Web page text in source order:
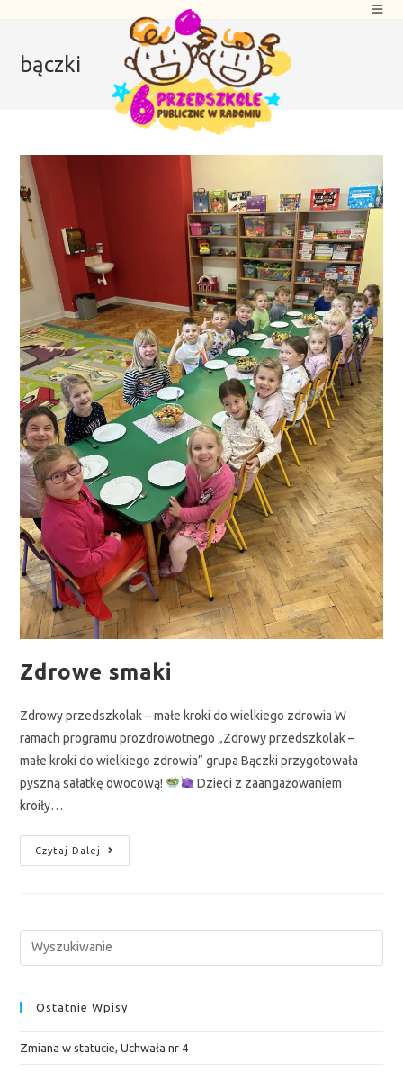
bączki
Zdrowe smaki
Zdrowy przedszkolak – małe kroki do wielkiego zdrowia W
ramach programu prozdrowotnego „Zdrowy przedszkolak –
małe kroki do wielkiego zdrowia” grupa Bączki przygotowała
pyszną sałatkę owocową!
Dzieci z zaangażowaniem
kroiły…
Czytaj Dalej
Ostatnie Wpisy
Zmiana w statucie, Uchwała nr 4